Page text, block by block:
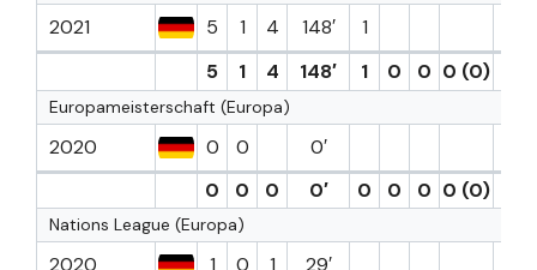
2021 5 1 4 148′ 1
5
1 4 148′ 1 0 0 0 (0)
Europameisterschaft (Europa)
2020 0 0
0′
0
0 0 0′ 0 0 0 0 (0)
Nations League (Europa)
2020 1 0 1
29′